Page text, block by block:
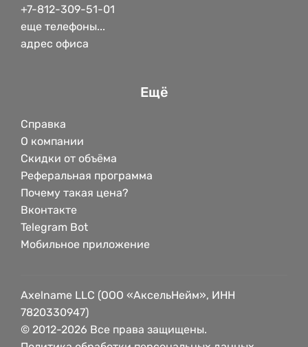
+7-812-309-51-01
еще телефоны...
адрес офиса
Ещё
Справка
О компании
Скидки от объёма
Реферальная программа
Почему такая цена?
Вконтакте
Telegram Bot
Мобильное приложение
Axelname LLC (ООО «АксельНейм», ИНН
7820330947)
© 2012-2026 Все права защищены.